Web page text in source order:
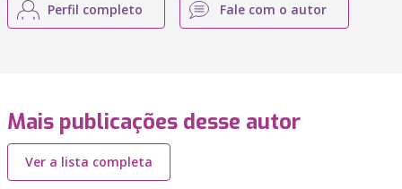
Perfil completo Fale com o autor
Mais publicações desse autor
Ver a lista completa